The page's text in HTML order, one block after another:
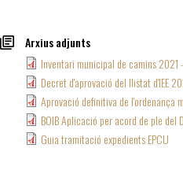
Arxius adjunts
Inventari municipal de camins
Decret d'aprovació del llistat d'IEE
Aprovació definitiva de l'ordenança
BOIB Aplicació per acord de ple
Guia tramitació expedients EPCU